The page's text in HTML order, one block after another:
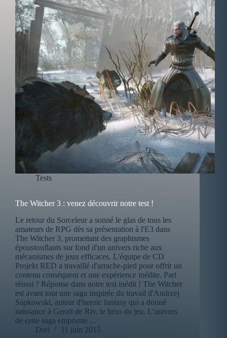
Tests
The Witcher 3 : venez découvrir notre test !
Le retour du Sorceleur a sonné le glas de tous les
amateurs de RPG dès sa présentation à l'E3 dans
The Witcher 3, promettant des graphismes
époustouflants sur fond d'un univers riche aux
mécanismes de jeux efficaces. L'équipe de CD
Projekt RED a travaillé d'arrache-pied pour offrir un
contenu conséquent et une expérience inédite. Pari
réussi ? Réponse dans notre test inédit ! The Witcher
est avant tout une saga inspirée du travail d'Andrzej
Sapkowski, auteur d'heroic fantasy qui a donné
naissance à Geralt de Riv, le héro du jeu. L'univers
de cette saga emprunte ...
Drei
11 juin 2015